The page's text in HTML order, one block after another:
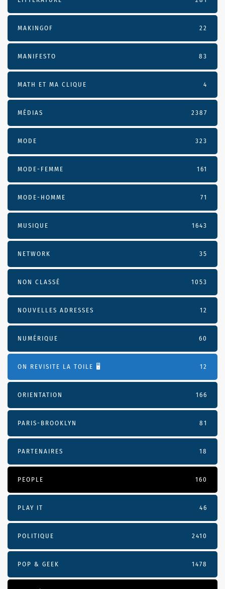
MAKINGOF 22
MANIFESTO 83
MATH ET MA CLIQUE 4
MÉDIAS 2387
MODE 323
MODE-FEMME 161
MODE-HOMME 71
MUSIQUE 1643
NETWORK 35
NON CLASSÉ 1053
NOUVELLES ADRESSES 12
NUMÉRIQUE 60
ON REVISITE LA TOILE 🖥️ 12
ORIENTATION 166
PARIS-BROOKLYN 81
PARTENAIRES 18
PEOPLE 160
PLAY IT 46
POLITIQUE 2410
POP & GEEK 1478